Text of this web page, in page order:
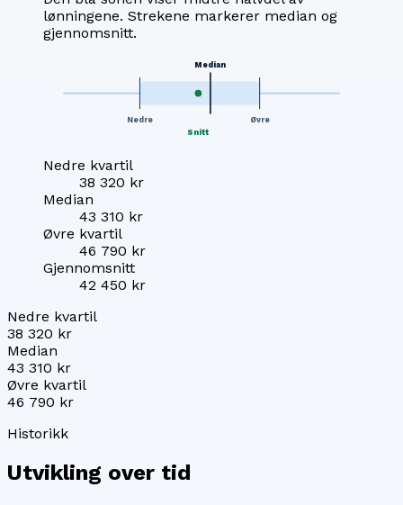
lønningene. Strekene markerer median og
gjennomsnitt.
Nedre
Median
Øvre
Snitt
Nedre kvartil
38 320 kr
Median
43 310 kr
Øvre kvartil
46 790 kr
Gjennomsnitt
42 450 kr
Nedre kvartil
38 320 kr
Median
43 310 kr
Øvre kvartil
46 790 kr
Historikk
Utvikling over tid